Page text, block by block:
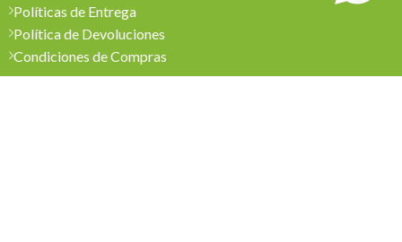
Políticas de Entrega
Política de Devoluciones
Condiciones de Compras